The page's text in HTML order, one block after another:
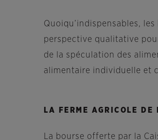
Quoiqu’indispensables,
perspective qualitative
de la spéculation des
alimentaire individuelle et
LA FERME AGRICOLE
La bourse offerte par la